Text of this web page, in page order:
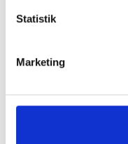
Statistik
Marketing
Skærpelse af
af 1.000-